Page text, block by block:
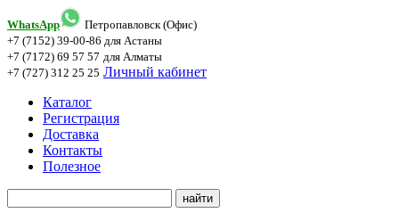
WhatsApp
Петропавловск (Офис)
+7 (7152) 39-00-86 для Астаны
+7 (7172) 69 57 57 для Алматы
+7 (727) 312 25 25 Личный кабинет
Каталог
Регистрация
Доставка
Контакты
Полезное